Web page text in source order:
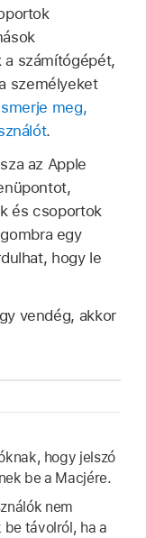
számítógépét,
személyeket
meg,
.
az Apple
és csoportok
egy
hogy le
vendég, akkor
hogy jelszó
be a Macjére.
nem
távolról, ha a